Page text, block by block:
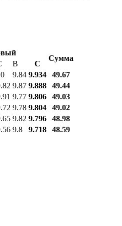
Сумма
B
С
9.84 9.934
49.67
9.87 9.888
49.44
9.77 9.806
49.03
9.78 9.804
49.02
9.82 9.796
48.98
9.8 9.718 48.59